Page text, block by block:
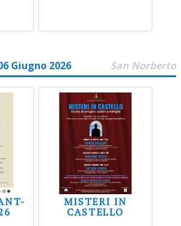
Giugno 2026 San Norberto
MISTERI IN
CASTELLO